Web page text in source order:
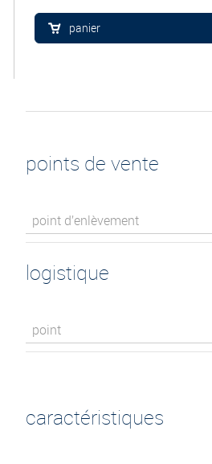
panier
points de vente
point d’enlèvement
logistique
point
caractéristiques